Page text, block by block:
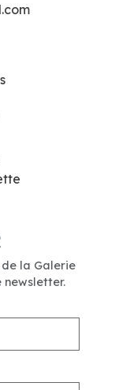
la Galerie
newsletter.